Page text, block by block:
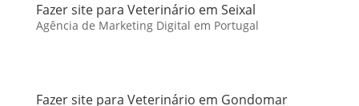
Fazer site para Veterinário em Seixal
Agência de Marketing Digital em Portugal
Fazer site para Veterinário em Gondomar